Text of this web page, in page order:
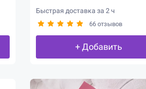
Быстрая доставка за 2 ч
66 отзывов
+ Добавить